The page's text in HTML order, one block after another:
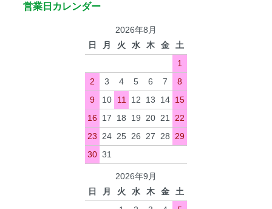
営業日カレンダー
2026年8月
日
月 火 水 木 金
土
1
2
3 4 5 6 7
8
9
10 11 12 13 14 15
16 17 18 19 20 21
22
23
24 25 26 27 28
29
30 31
2026年9月
日
月 火 水 木 金
土